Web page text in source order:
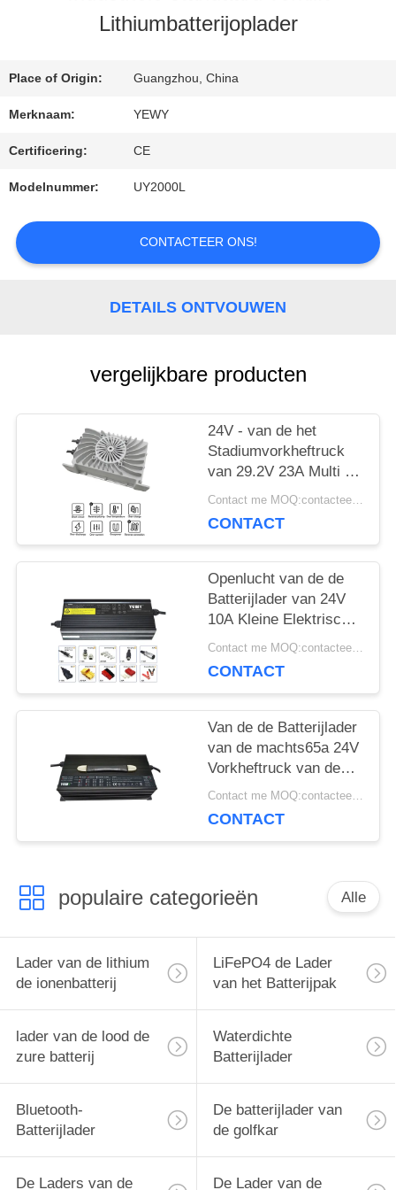
CONTACTEER
ONS
NIEUWS
PRIVACY
POLICY
Lithiumbatterijoplader
Place of Origin: Guangzhou, China
Merknaam: YEWY
Certificering: CE
Modelnummer: UY2000L
CONTACTEER ONS!
DETAILS ONTVOUWEN
vergelijkbare producten
24V - van de het
Stadiumvorkheftruck
van 29.2V 23A Multi de
Batterijlader die
aandrijven
Contact me MOQ:contacteer me
CONTACT
Openlucht van de de
Batterijlader van 24V
10A Kleine Elektrische
de
IP65
Contact me MOQ:contacteer me
CONTACT
Van de de Batterijlader
van de machts65a 24V
Vorkheftruck van de
het
het Openluchtwerk
Contact me MOQ:contacteer me
CONTACT
populaire categorieën Alle
Lader van de lithium
de ionenbatterij
LiFePO4 de Lader
van het Batterijpak
lader van de lood de
zure batterij
Waterdichte
Batterijlader
Bluetooth-
Batterijlader
De batterijlader van
de golfkar
De Laders van de De Lader van de